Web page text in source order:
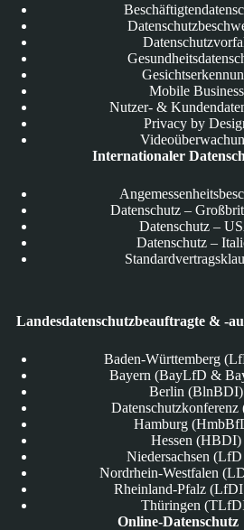
Mobile Business
Nutzer- &
Privacy by
Internationaler
Datenschutz –
Datenschutz –
Datenschutz –
Landesdatenschutzbeauftragte & -
Baden-Württemberg
Bayern (BayLfD &
Berlin (BlnBDI)
Hamburg
Hessen (HBDI)
Niedersachsen
Nordrhein-Westfalen
Rheinland-Pfalz
Thüringen
Online-Datenschutz